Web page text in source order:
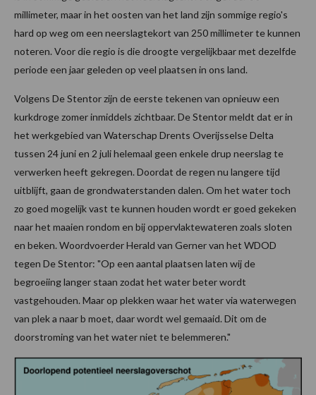
millimeter, maar in het oosten van het land zijn sommige regio's
hard op weg om een neerslagtekort van 250 millimeter te kunnen
noteren. Voor die regio is die droogte vergelijkbaar met dezelfde
periode een jaar geleden op veel plaatsen in ons land.
Volgens De Stentor zijn de eerste tekenen van opnieuw een
kurkdroge zomer inmiddels zichtbaar. De Stentor meldt dat er in
het werkgebied van Waterschap Drents Overijsselse Delta
tussen 24 juni en 2 juli helemaal geen enkele drup neerslag te
verwerken heeft gekregen. Doordat de regen nu langere tijd
uitblijft, gaan de grondwaterstanden dalen. Om het water toch
zo goed mogelijk vast te kunnen houden wordt er goed gekeken
naar het maaien rondom en bij oppervlaktewateren zoals sloten
en beken. Woordvoerder Herald van Gerner van het WDOD
tegen De Stentor: "Op een aantal plaatsen laten wij de
begroeiing langer staan zodat het water beter wordt
vastgehouden. Maar op plekken waar het water via waterwegen
van plek a naar b moet, daar wordt wel gemaaid. Dit om de
doorstroming van het water niet te belemmeren."